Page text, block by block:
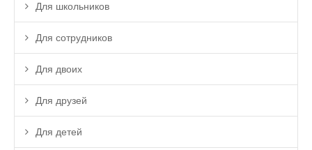
Для школьников
Для сотрудников
Для двоих
Для друзей
Для детей